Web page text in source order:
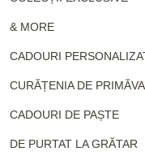
& MORE
CADOURI
CURĂȚENIA DE
CADOURI DE PAȘTE
DE PURTAT LA GRĂTAR